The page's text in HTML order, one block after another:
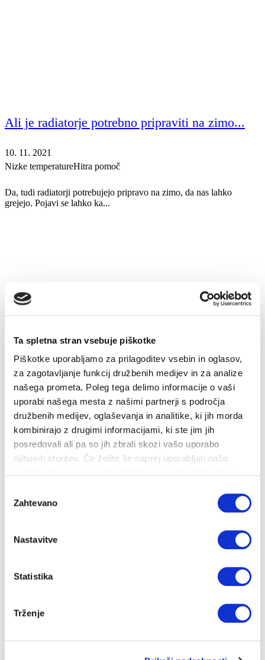
Ta spletna stran vsebuje piškotke
Piškotke uporabljamo za prilagoditev vsebin in oglasov,
za zagotavljanje funkcij družbenih medijev in za analize
našega prometa. Poleg tega delimo informacije o vaši
uporabi našega mesta z našimi partnerji s področja
družbenih medijev, oglaševanja in analitike, ki jih morda
kombinirajo z drugimi informacijami, ki ste jim jih
posredovali ali pa so jih zbrali skozi vašo uporabo
njihovih storitev. Če želite še naprej uporabljati našo
soglasja
Zahtevano
Nastavitve
Statistika
Trženje
Ali je radiatorje potrebno pripraviti na zimo...
10. 11. 2021
Nizke temperatureHitra pomoč
Da, tudi radiatorji potrebujejo pripravo na zimo, da nas lahko
grejejo. Pojavi se lahko ka...
Zelena prihodnost tudi v Grosuplju
03. 11. 2021
Okolje
Energetika Ljubljana je novembra letos realizirala svoja petnajstletna
prizadevanja za šir...